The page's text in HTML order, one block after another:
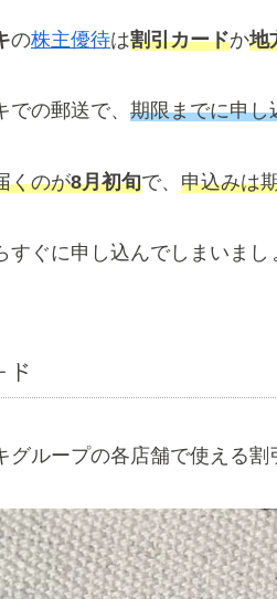
の株主優待は割引カードか地
の郵送で、 期限までに申し
くのが8月初旬で、 申込みは
すぐに申し込んでしまいまし
グループの各店舗で使える